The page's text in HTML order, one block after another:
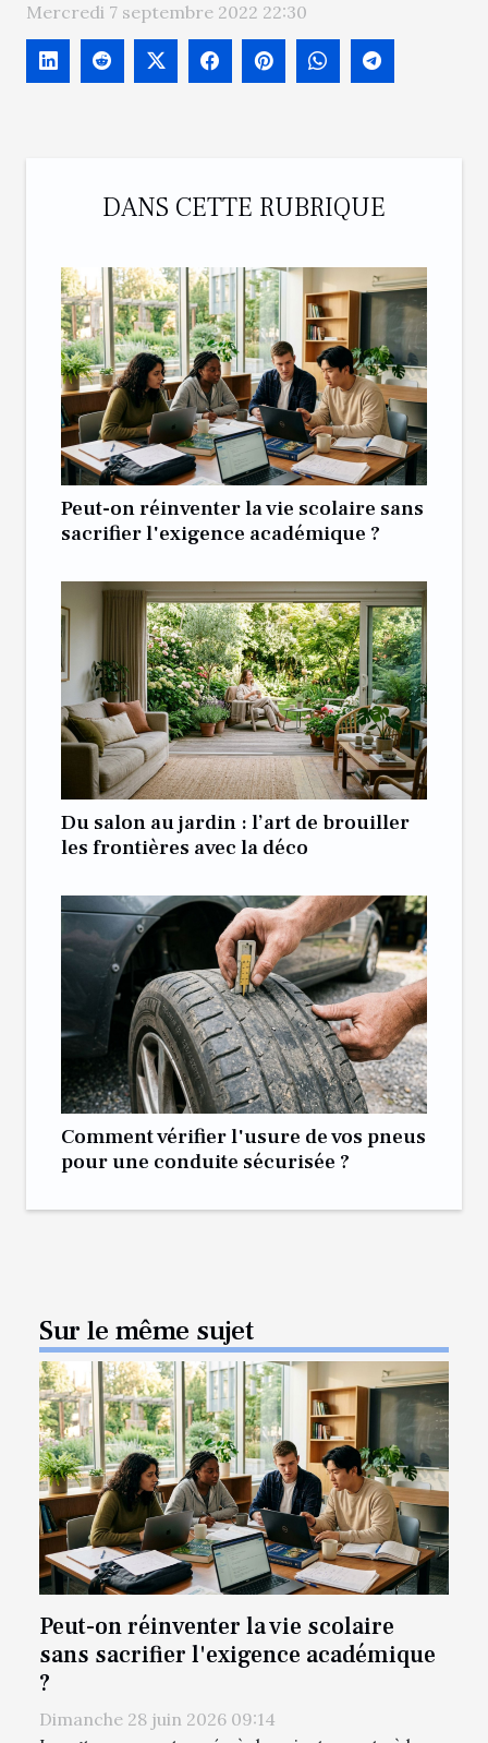
Mercredi 7 septembre 2022 22:30
DANS CETTE RUBRIQUE
Peut-on réinventer la vie scolaire sans
sacrifier l'exigence académique ?
Du salon au jardin : l’art de brouiller
les frontières avec la déco
Comment vérifier l'usure de vos pneus
pour une conduite sécurisée ?
Sur le même sujet
Peut-on réinventer la vie scolaire
sans sacrifier l'exigence académique
?
Dimanche 28 juin 2026 09:14